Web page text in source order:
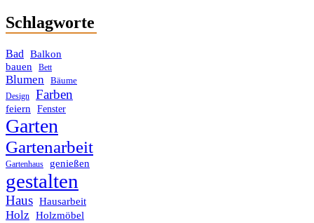
Schlagworte
Bad
Balkon
bauen
Bett
Blumen Bäume
Design Farben
feiern Fenster
Garten
Gartenarbeit
Gartenhaus genießen
gestalten
Haus Hausarbeit
Holz Holzmöbel